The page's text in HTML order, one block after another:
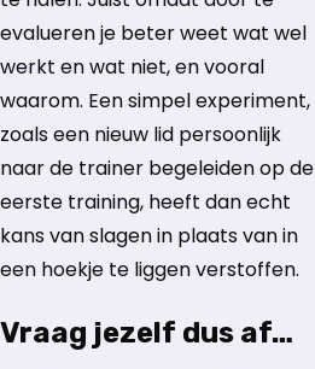
evalueren je beter weet wat wel
werkt en wat niet, en vooral
waarom. Een simpel experiment,
zoals een nieuw lid persoonlijk
naar de trainer begeleiden op de
eerste training, heeft dan echt
kans van slagen in plaats van in
een hoekje te liggen verstoffen.
Vraag jezelf dus af…